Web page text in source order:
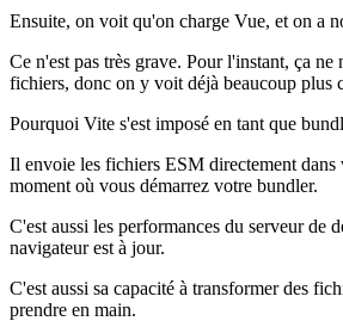
Ensuite, on voit qu'on charge Vue, et on a
Ce n'est pas très grave. Pour l'instant, ça
fichiers, donc on y voit déjà beaucoup plus
Pourquoi Vite s'est imposé en tant que
Il envoie les fichiers ESM directement dans
moment où vous démarrez votre bundler.
C'est aussi les performances du serveur de
navigateur est à jour.
C'est aussi sa capacité à transformer des
prendre en main.